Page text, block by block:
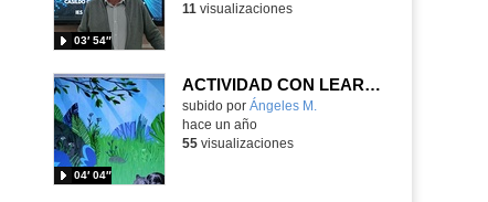
03′ 54″
11 visualizaciones
ACTIVIDAD CON LEARNINGML Y SCRATCH
Contenido educativo.
subido por Ángeles M.
04′ 04″
hace un año
55visualizaciones